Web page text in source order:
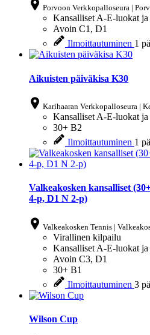
Porvoon Verkkopalloseura |
Kansalliset A-E-luokat ja
Avoin C1, D1
Ilmoittautuminen 1
Aikuisten päiväkisa K30
Karihaaran Verkkopalloseura |
Kansalliset A-E-luokat ja
30+ B2
Ilmoittautuminen 1
Valkeakosken kansalliset
4-p, D1 N 2-p)
Valkeakosken Tennis |
Virallinen kilpailu
Kansalliset A-E-luokat ja
Avoin C3, D1
30+ B1
Ilmoittautuminen 3
Wilson Cup